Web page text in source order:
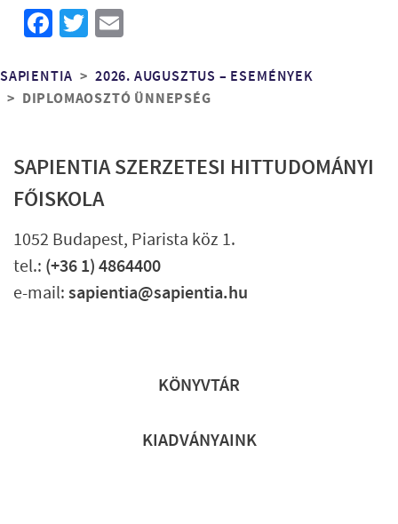
Facebook
Twitter
Email
Morzsa
SAPIENTIA 2026. AUGUSZTUS – ESEMÉNYEK
DIPLOMAOSZTÓ ÜNNEPSÉG
SAPIENTIA SZERZETESI HITTUDOMÁNYI
FŐISKOLA
1052 Budapest, Piarista köz 1.
tel.: (+36 1) 4864400
e-mail:sapientia@sapientia.hu
KÖNYVTÁR
KIADVÁNYAINK